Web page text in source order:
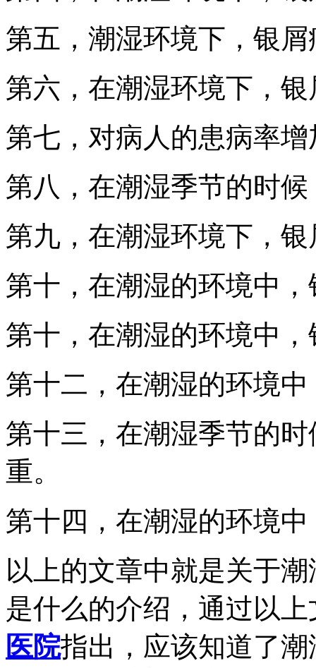
第五，潮湿环境下，银
第六，在潮湿环境下，
第七，对病人的患病率增
第八，在潮湿季节的时
第九，在潮湿环境下，
第十，在潮湿的环境中
第十，在潮湿的环境中
第十二，在潮湿的环境
第十三，在潮湿季节的
重。
第十四，在潮湿的环境
以上的文章中就是关于
是什么的介绍，通过以
医院指出，应该知道了